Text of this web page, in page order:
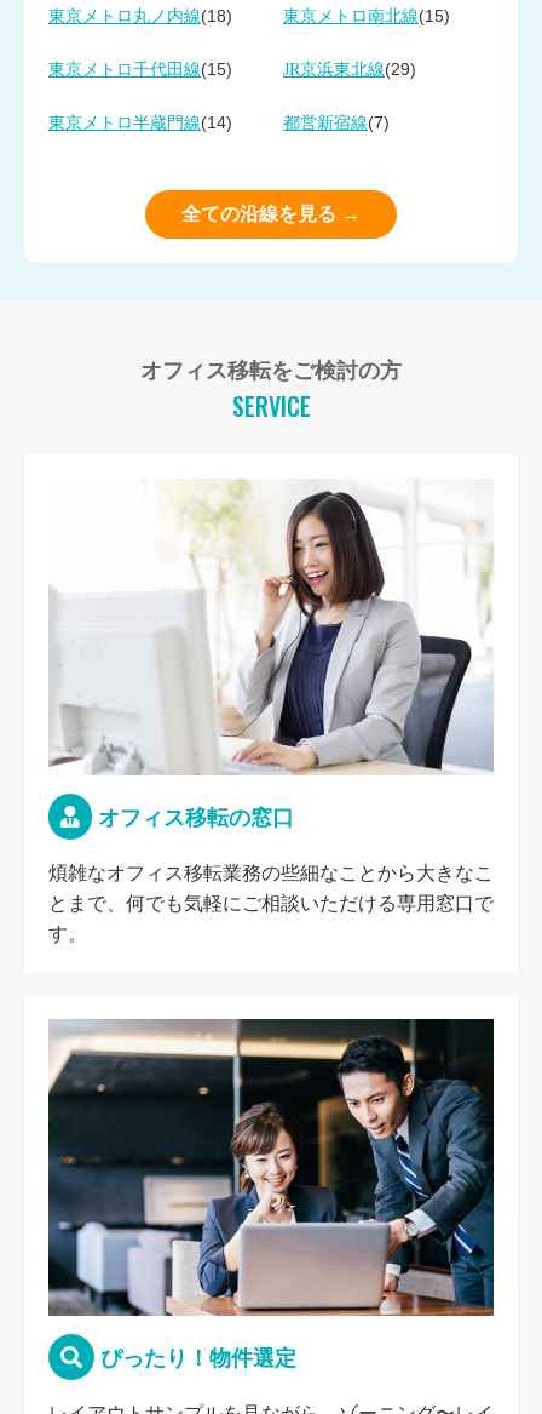
東京メトロ丸ノ内線(18) 東京メトロ南北線(15)
東京メトロ千代田線(15) JR京浜東北線(29)
東京メトロ半蔵門線(14) 都営新宿線(7)
全ての沿線を見る →
オフィス移転をご検討の方
SERVICE
オフィス移転の窓口
煩雑なオフィス移転業務の些細なことから大きなこ
とまで、何でも気軽にご相談いただける専用窓口で
す。
ぴったり！物件選定